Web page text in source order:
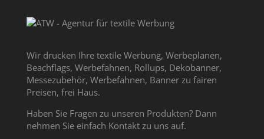
Wir drucken Ihre textile Werbung, Werbeplanen,
Beachflags, Werbefahnen, Rollups, Dekobanner,
Messezubehör, Werbefahnen, Banner zu fairen
Preisen, frei Haus.
Haben Sie Fragen zu unseren Produkten? Dann
nehmen Sie einfach Kontakt zu uns auf.